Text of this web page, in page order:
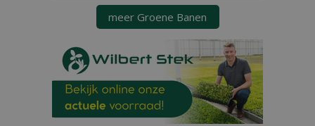
meer Groene Banen